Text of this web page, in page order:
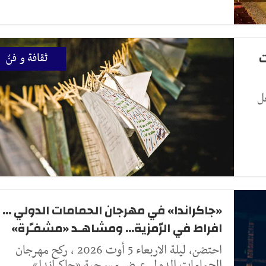
ثقافة و فنّ
«جاكراندا» في مهرجان الحمامات الدولي ...
افراط في الرّمزية... ومشاهـد «مشفـّرة»
احتضن، ليلة الاربعاء 5 أوت 2026 ، ركح مهرجان